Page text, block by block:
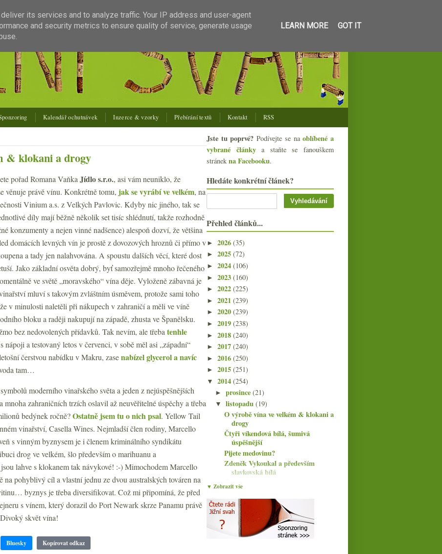
Kalendář ochutnávek Inzerce & vzorky Přebírání textů Kontakt RSS
& klokani a drogy
pořad Romana Vaňka Jídlo s.r.o., asi vám neuniklo, že
věnuje právě vínu. Konkrétně tomu, jak se vyrábí ve velkém, na
Vinium a.s. z Velkých Pavlovic. Kdyby nic jiného, tak se
díly mají běžně několik set tisíc shlédnutí, takže rozhodně
konzumenty a nejen vinné nadšence) alespoň dozví, že většina
domácích levných vín je prostě z dovozových hroznů či přímo v
a tady jen nalahvována. A spoustu dalších věcí, které dost
Jako základní osvěta dobrý, byť samozřejmě mnoho řečeného
ve světě „moravského“ vína děje. Vyloženě zábavná je
mluví s takovým zvláštním úsměvem, protože sami toho
v minulosti naletěli při nákupech v zahraničí a měli ve víně
bloku a raději nakupují na západě, zhusta ve Španělsku.
bez nedovolených přídavků. Tak nevím, ale třeba tenhle
nápoji a testovaný letos v červenci, v sobě měl asi „západní“
čerstvou nabídku v Makru, zasenabízel glycerol a navíc
tam…
moderního vinařského světa a jeden z nejúspěšnějších
zahraničních trzích oslavil až neuvěřitelné úspěchy a třeba
bedýnek ročně?Ostatně jsem tu o nich psal. Yellow Tail
vinařství, Casella Wines. Nejmladší člen rodiny, Marcello
s vinným byznysem je i členem kriminálního syndikátu
drog ve velkém, šlo především o marihuanu a
lahve s klokanem tak návykové! :-) Mimochodem Marcello
na pohyblivý cíl a vlastní jednu ze dvou australských továren na
byznys je třeba diversifikovat. Což mi připomíná, že před
s vínem, který dorazil do Port Newark skrze Panamu právě
skvět vína!
Bluesky Kopírovat odkaz
Jste tu poprvé? Podívejte se naoblíbené a
vybrané článkya staňte se fanouškem
stránek na Facebooku.
Hledáte konkrétní článek?
Přehled článků...
► 2026 (35)
► 2025 (72)
► 2024 (106)
► 2023 (160)
► 2022 (225)
► 2021 (239)
► 2020 (239)
► 2019 (238)
► 2018 (240)
► 2017 (240)
► 2016 (250)
► 2015 (251)
▼ 2014 (254)
►prosince(21)
▼listopadu(19)
O výrobě vína ve velkém & klokani a
drogy
Čtyři víkendová bílá, šumivá
úspěšnější
Pijete medovinu?
Zdeněk Vykoukal a především
slavkovská bílá
Čtyři červené vobludy
vinné začátky
Beaujolais pro dnešek Nouveau
Podzimní plískanice se čtyřmi fajn
ryzlinky
▼ Zobrazit vše
its services and to analyze traffic. Your IP address and user-agent
and security metrics to ensure quality of service, generate usage
LEARN MORE GOT IT